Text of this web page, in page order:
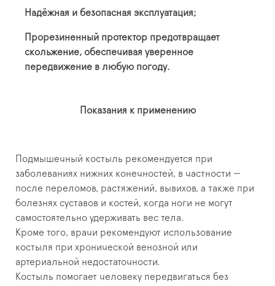
Надёжная и безопасная эксплуатация;
Прорезиненный протектор предотвращает
скольжение, обеспечивая уверенное
передвижение в любую погоду.
Показания к применению
Подмышечный костыль рекомендуется при
заболеваниях нижних конечностей, в частности —
после переломов, растяжений, вывихов, а также при
болезнях суставов и костей, когда ноги не могут
самостоятельно удерживать вес тела.
Кроме того, врачи рекомендуют использование
костыля при хронической венозной или
артериальной недостаточности.
Костыль помогает человеку передвигаться без